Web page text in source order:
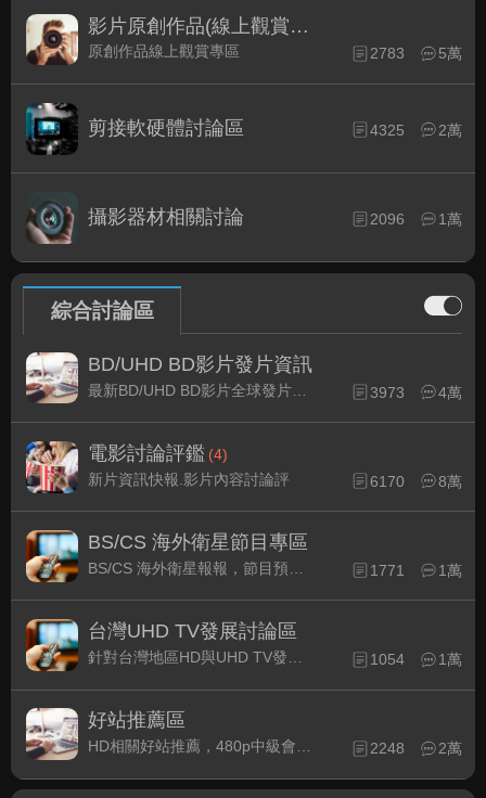
影片原創作品(線上觀賞區)
原創作品線上觀賞專區 2783 5萬
剪接軟硬體討論區 4325 2萬
攝影器材相關討論 2096 1萬
綜合討論區
BD/UHD BD影片發片資訊
3973 4萬
電影討論評鑑 (4)
新片資訊快報.影片內容討論評
6170 8萬
BS/CS 海外衛星節目專區
1771 1萬
台灣UHD TV發展討論區
1054 1萬
好站推薦區
HD相關好站推薦，480p中級會員以上限定 2248 2萬